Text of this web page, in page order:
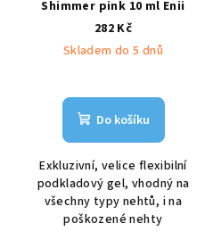
Shimmer pink 10 ml Enii
282 Kč
Skladem do 5 dnů
Do košíku
Exkluzivní, velice flexibilní
podkladový gel, vhodný na
všechny typy nehtů, i na
poškozené nehty